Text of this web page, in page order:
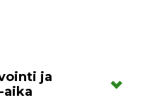
ja
aika